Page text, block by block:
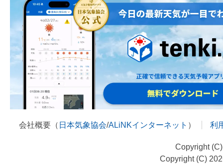
会社概要（ 日本気象協会/ALiNKインターネット ） 利
Copyright
Copyright (C)